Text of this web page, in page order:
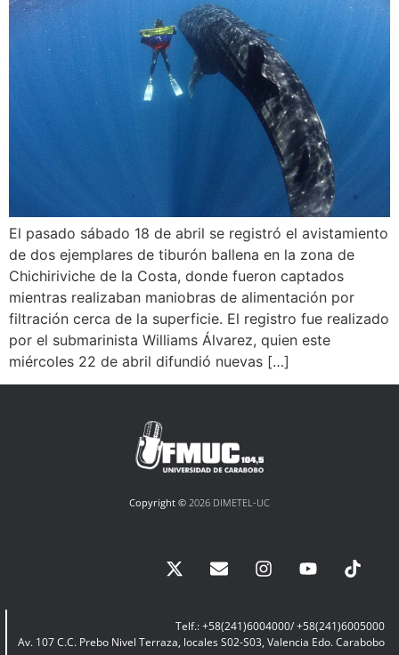
El pasado sábado 18 de abril se registró el avistamiento
de dos ejemplares de tiburón ballena en la zona de
Chichiriviche de la Costa, donde fueron captados
mientras realizaban maniobras de alimentación por
filtración cerca de la superficie. El registro fue realizado
por el submarinista Williams Álvarez, quien este
miércoles 22 de abril difundió nuevas […]
Copyright © 2026 DIMETEL-UC
Telf.: +58(241)6004000/ +58(241)6005000
Av. 107 C.C. Prebo Nivel Terraza, locales S02-S03, Valencia Edo. Carabobo